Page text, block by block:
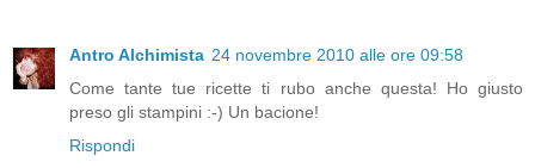
Antro Alchimista 24 novembre 2010 alle ore 09:58
Come tante tue ricette ti rubo anche questa! Ho giusto
preso gli stampini :-) Un bacione!
Rispondi